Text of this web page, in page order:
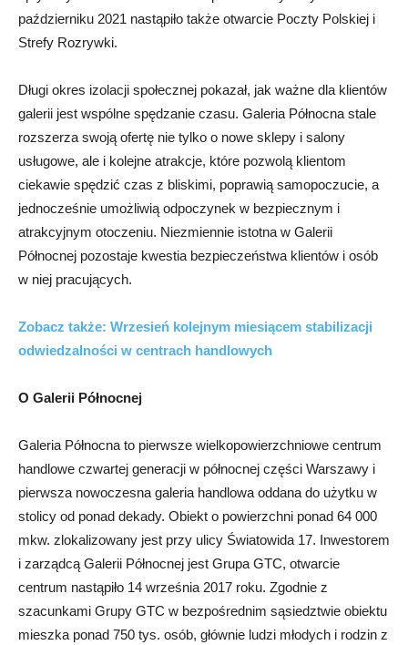
październiku 2021 nastąpiło także otwarcie Poczty Polskiej i
Strefy Rozrywki.
Długi okres izolacji społecznej pokazał, jak ważne dla klientów
galerii jest wspólne spędzanie czasu. Galeria Północna stale
rozszerza swoją ofertę nie tylko o nowe sklepy i salony
usługowe, ale i kolejne atrakcje, które pozwolą klientom
ciekawie spędzić czas z bliskimi, poprawią samopoczucie, a
jednocześnie umożliwią odpoczynek w bezpiecznym i
atrakcyjnym otoczeniu. Niezmiennie istotna w Galerii
Północnej pozostaje kwestia bezpieczeństwa klientów i osób
w niej pracujących.
Zobacz także: Wrzesień kolejnym miesiącem stabilizacji
odwiedzalności w centrach handlowych
O Galerii Północnej
Galeria Północna to pierwsze wielkopowierzchniowe centrum
handlowe czwartej generacji w północnej części Warszawy i
pierwsza nowoczesna galeria handlowa oddana do użytku w
stolicy od ponad dekady. Obiekt o powierzchni ponad 64 000
mkw. zlokalizowany jest przy ulicy Światowida 17. Inwestorem
i zarządcą Galerii Północnej jest Grupa GTC, otwarcie
centrum nastąpiło 14 września 2017 roku. Zgodnie z
szacunkami Grupy GTC w bezpośrednim sąsiedztwie obiektu
mieszka ponad 750 tys. osób, głównie ludzi młodych i rodzin z